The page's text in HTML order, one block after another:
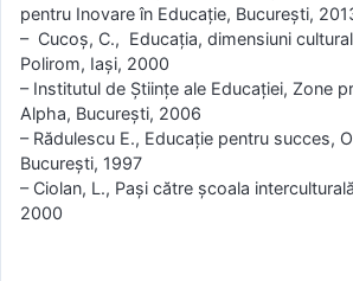
pentru Inovare în Educație, București,
– Cucoș, C., Educaţia, dimensiuni
Polirom, Iași, 2000
– Institutul de Științe ale Educației, Zone
Alpha, București, 2006
– Rădulescu E., Educație pentru succes,
București, 1997
– Ciolan, L., Pași către școala
2000